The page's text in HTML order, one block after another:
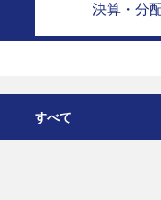
決算・分
すべて